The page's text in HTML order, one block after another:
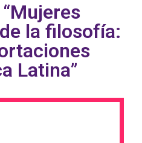
la filosofía:
Latina”